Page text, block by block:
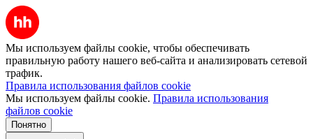
Мы используем файлы cookie, чтобы обеспечивать
правильную работу нашего веб-сайта и анализировать сетевой
трафик.
Правила использования файлов cookie
Мы используем файлы cookie. Правила использования
файлов cookie
Понятно